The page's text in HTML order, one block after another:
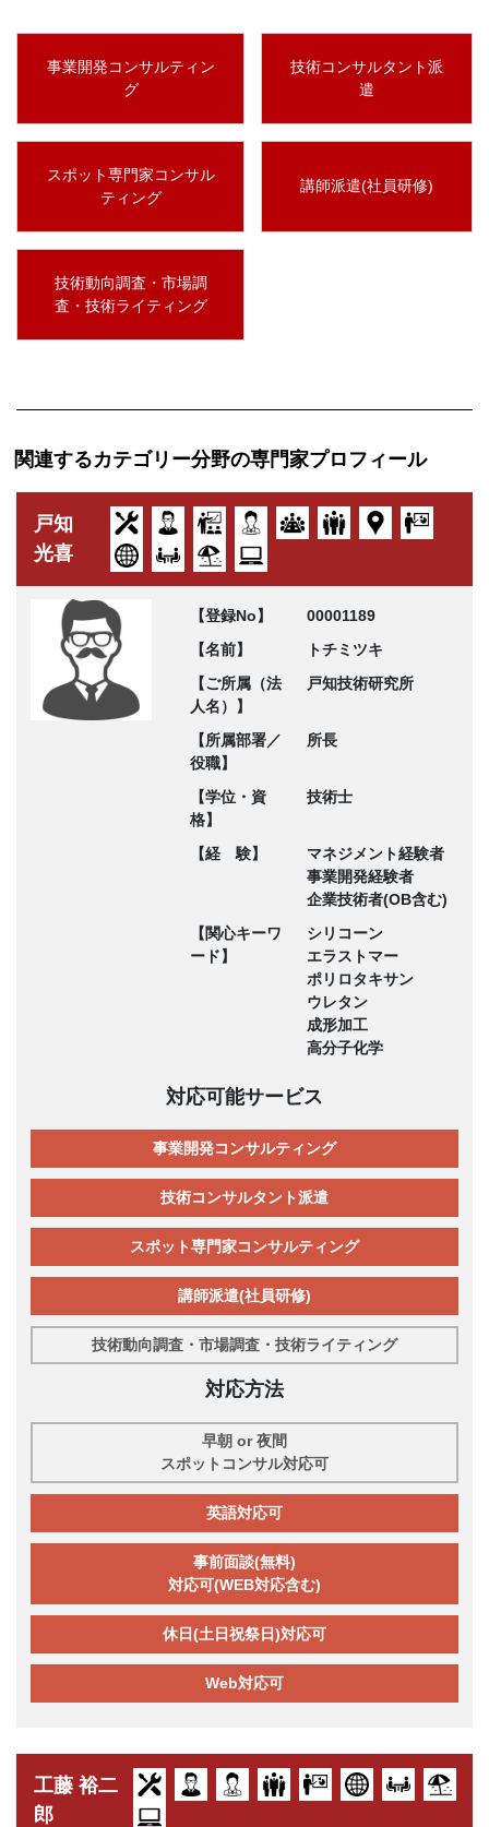
事業開発コンサルティン
グ
技術コンサルタント派
遣
スポット専門家コンサル
ティング
講師派遣(社員研修)
技術動向調査・市場調
査・技術ライティング
関連するカテゴリー分野の専門家プロフィール
戸知
光喜
【登録No】
00001189
【名前】
トチミツキ
【ご所属（法
人名）】
戸知技術研究所
【所属部署／
役職】
所長
【学位・資
格】
技術士
【経 験】
マネジメント経験者
事業開発経験者
企業技術者(OB含む)
【関心キーワ
ード】
シリコーン
エラストマー
ポリロタキサン
ウレタン
成形加工
高分子化学
対応可能サービス
事業開発コンサルティング
技術コンサルタント派遣
スポット専門家コンサルティング
講師派遣(社員研修)
技術動向調査・市場調査・技術ライティング
対応方法
早朝 or 夜間
スポットコンサル対応可
英語対応可
事前面談(無料)
対応可(WEB対応含む)
休日(土日祝祭日)対応可
Web対応可
工藤 裕二
郎